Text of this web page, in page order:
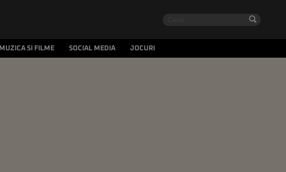
MUZICA SI FILME SOCIAL MEDIA JOCURI